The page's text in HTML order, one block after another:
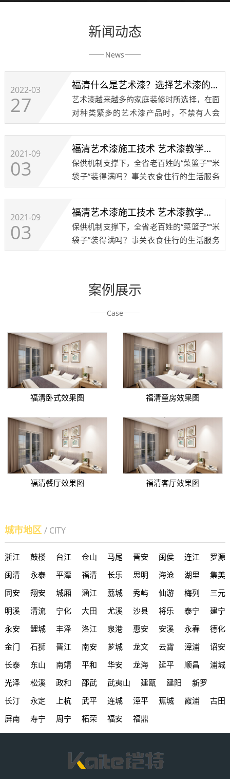
新闻动态
News
2022-03
27
福清什么是艺术漆？选择艺术漆的技巧
艺术漆越来越多的家庭装修时所选择，在面
对种类繁多的艺术漆产品时，不禁有人会
问，什么是艺术漆，他和其它的墙面装修材
料有什么区别，他的特点又是什么呢？今天
小编就带大家去了解一下艺术漆：艺术漆和
其他墙面装饰......
2021-09
03
福清艺术漆施工技术 艺术漆教学培训 艺术涂料注意事项8
保供机制支撑下，全省老百姓的“菜篮子”“米
袋子”装得满吗？事关衣食住行的生活服务
何时才能恢复正常？发布会上，省商务厅、
省农产品流通协会、成都餐饮同业公会、成
都红旗连锁、京东西南分公司等政府部门、
行业协......
2021-09
03
福清艺术漆施工技术 艺术漆教学培训 艺术涂料注意事项7
保供机制支撑下，全省老百姓的“菜篮子”“米
袋子”装得满吗？事关衣食住行的生活服务
何时才能恢复正常？发布会上，省商务厅、
行业协......
案例展示
Case
福清卧式效果图 福清童房效果图
福清餐厅效果图 福清客厅效果图
城市地区 / CITY
浙江 鼓楼 台江 仓山 马尾 晋安 闽侯 连江
罗源
闽清
永泰 平潭 福清 长乐 思明 海沧 湖里
集美
同安
翔安 城厢 涵江 荔城 秀屿 仙游 梅列
三元
明溪
清流 宁化 大田 尤溪 沙县 将乐 泰宁
建宁
永安
鲤城 丰泽 洛江 泉港 惠安 安溪 永春
德化
金门
石狮 晋江 南安 芗城 龙文 云霄 漳浦
诏安
长泰
东山 南靖 平和 华安 龙海 延平 顺昌
浦城
光泽
松溪 政和 邵武 武夷山 建瓯 建阳
新罗
长汀
永定 上杭 武平 连城 漳平 蕉城 霞浦
古田
屏南
寿宁 周宁 柘荣 福安 福鼎